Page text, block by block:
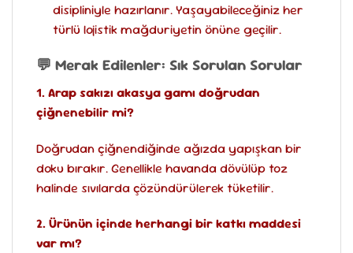
disipliniyle hazırlanır. Yaşayabileceğiniz her
türlü lojistik mağduriyetin önüne geçilir.
💬 Merak Edilenler: Sık Sorulan Sorular
1. Arap sakızı akasya gamı doğrudan
çiğnenebilir mi?
Doğrudan çiğnendiğinde ağızda yapışkan bir
doku bırakır. Genellikle havanda dövülüp toz
halinde sıvılarda çözündürülerek tüketilir.
2. Ürünün içinde herhangi bir katkı maddesi
var mı?